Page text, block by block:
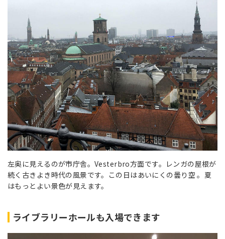
左奥に見えるのが市庁舎。Vesterbro方面です。レンガの屋根が
続く古きよき時代の風景です。この日はあいにくの曇り空 。夏
はもっとよい景色が見えます。
ライブラリーホールも入場できます